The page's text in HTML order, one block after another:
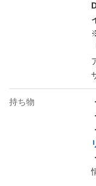
持ち物